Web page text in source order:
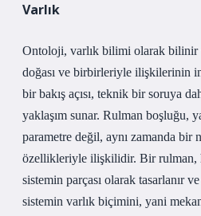
Varlık
Ontoloji, varlık bilimi olarak bilinir
doğası ve birbirleriyle ilişkilerinin
bir bakış açısı, teknik bir soruya
yaklaşım sunar. Rulman boşluğu,
parametre değil, aynı zamanda bir
özellikleriyle ilişkilidir. Bir rulman,
sistemin parçası olarak tasarlanır
sistemin varlık biçimini, yani